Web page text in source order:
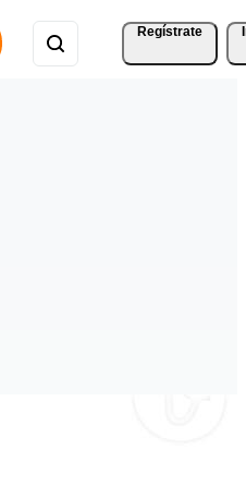
Regístrate